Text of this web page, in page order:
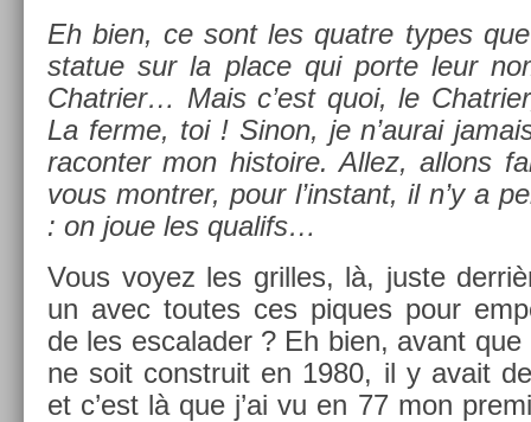
Eh bien, ce sont les quat­re types
statue sur la place qui porte leur
Chat­ri­er… Mais c’est quoi, le
La ferme, toi ! Sinon, je n’aurai
racont­er mon his­toire. Allez, al­lons
vous montr­er, pour l’instant, il n’y a
: on joue les qualifs…
Vous voyez les gril­les, là, juste
un avec toutes ces piques pour
de les es­calad­er ? Eh bien, avant
ne soit con­struit en 1980, il y avait
et c’est là que j’ai vu en 77 mon